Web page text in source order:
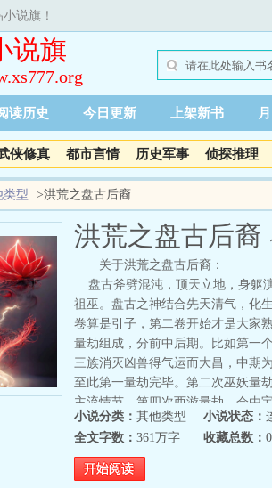
说旗！
说旗
读历史 今日更新 上架新书
侠修真 都市言情 历史军事 侦探推理
类型 >洪荒之盘古后裔
洪荒之盘古后裔
关于洪荒之盘古后裔：
盘古斧劈混沌，顶天立地，身躯
祖巫。盘古之神结合先天清气，化
卷算是引子，第二卷开始才是大家
量劫组成，分前中后期。比如第一
三族消灭凶兽得气运而大昌，中期
至此第一量劫完毕。第二次巫妖量
主流情节。第四次西游量劫，会由
视作品组成。第五次量劫准备引入
的洪荒世界。后续量劫依次会有洪
高等剧情。最后统一说一下先天灵
没有进步空间，设定中加入功德气
小说分类： 其他类型 小说状态：
全文字数： 361万字 收藏总数： 0